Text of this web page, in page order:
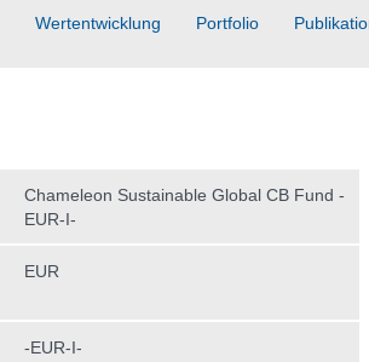
Wertentwicklung Portfolio
Chameleon Sustainable Global CB Fund -
EUR-I-
EUR
-EUR-I-